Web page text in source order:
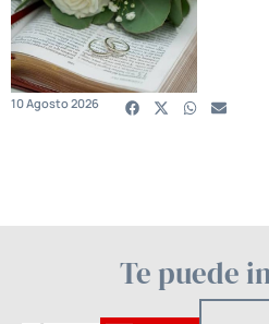
10 Agosto 2026
Te puede